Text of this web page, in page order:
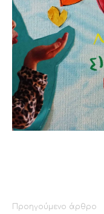
Προηγούμενο άρθρο